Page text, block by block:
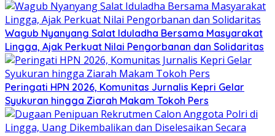
Wagub Nyanyang Salat Iduladha Bersama Masyarakat
Lingga, Ajak Perkuat Nilai Pengorbanan dan Solidaritas
Peringati HPN 2026, Komunitas Jurnalis Kepri Gelar
Syukuran hingga Ziarah Makam Tokoh Pers